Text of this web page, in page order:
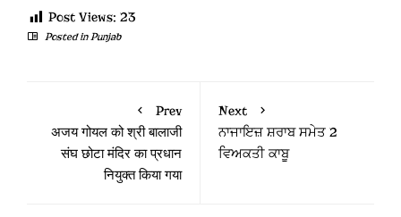
Post Views: 23
Posted inPunjab
Prev
अजय गोयल को श्री बालाजी
संघ छोटा मंदिर का प्रधान
नियुक्त किया गया
Next
ਨਾਜਾਇਜ਼ ਸ਼ਰਾਬ ਸਮੇਤ 2
ਵਿਅਕਤੀ ਕਾਬੂ